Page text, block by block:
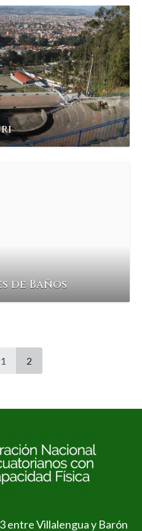
de Baños
1 2
entre Villalengua y Barón